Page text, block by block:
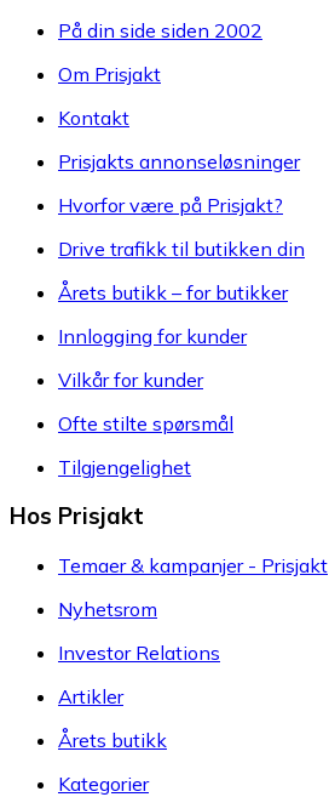
På din side siden 2002
Om Prisjakt
Kontakt
Prisjakts annonseløsninger
Hvorfor være på Prisjakt?
Drive trafikk til butikken din
Årets butikk – for butikker
Innlogging for kunder
Vilkår for kunder
Ofte stilte spørsmål
Tilgjengelighet
Hos Prisjakt
Temaer & kampanjer - Prisjakt
Nyhetsrom
Investor Relations
Artikler
Årets butikk
Kategorier